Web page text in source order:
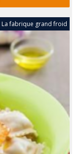
La fabrique grand froid